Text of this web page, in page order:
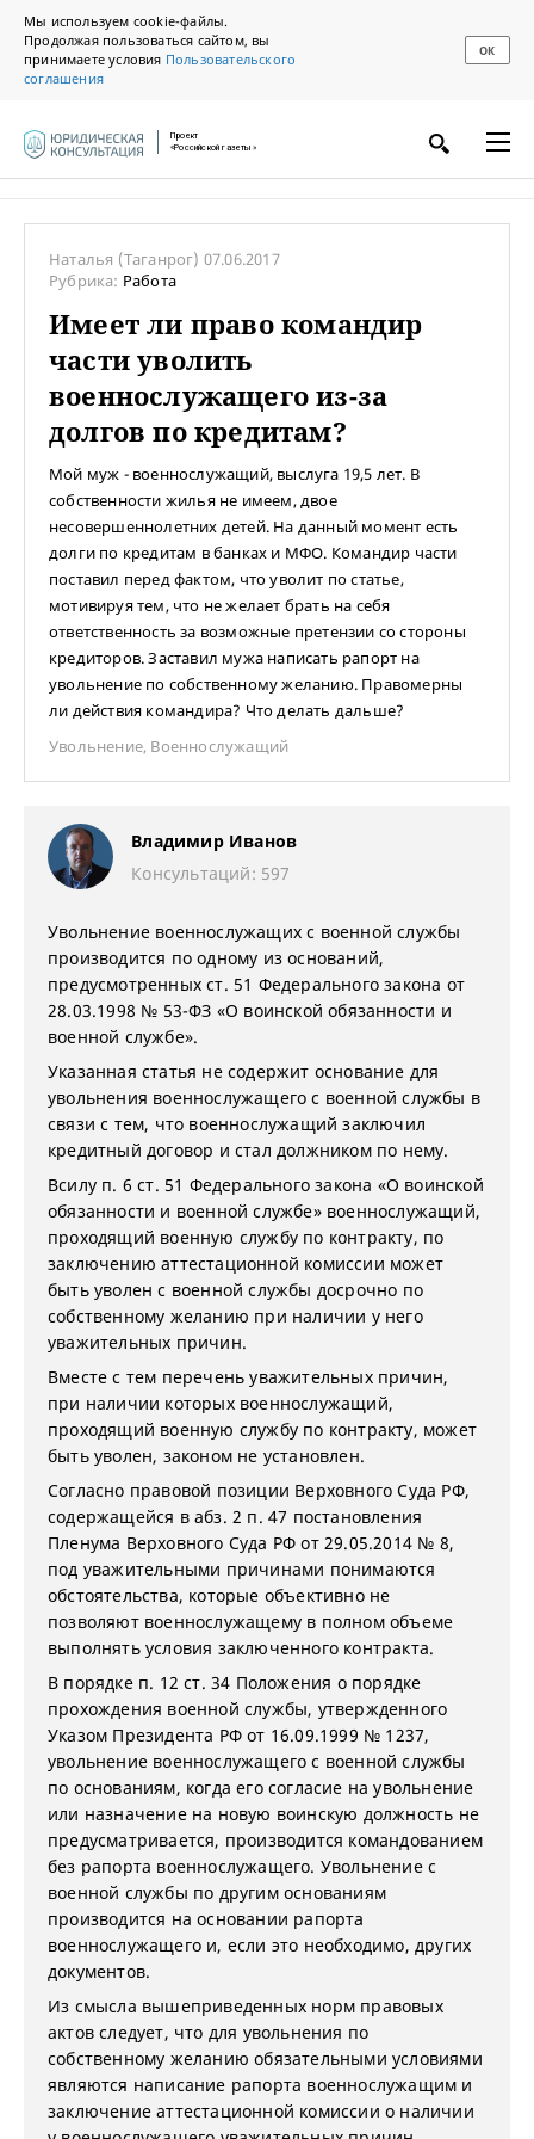
Мы используем cookie-файлы.
Продолжая пользоваться сайтом, вы
принимаете условия Пользовательского
соглашения
ОК
Проект
«Российской газеты»
Наталья (Таганрог) 07.06.2017
Рубрика: Работа
Имеет ли право командир
части уволить
военнослужащего из-за
долгов по кредитам?
Мой муж - военнослужащий, выслуга 19,5 лет. В
собственности жилья не имеем, двое
несовершеннолетних детей. На данный момент есть
долги по кредитам в банках и МФО. Командир части
поставил перед фактом, что уволит по статье,
мотивируя тем, что не желает брать на себя
ответственность за возможные претензии со стороны
кредиторов. Заставил мужа написать рапорт на
увольнение по собственному желанию. Правомерны
ли действия командира? Что делать дальше?
Увольнение, Военнослужащий
Владимир Иванов
Консультаций: 597
Увольнение военнослужащих с военной службы
производится по одному из оснований,
предусмотренных ст. 51 Федерального закона от
28.03.1998 № 53-ФЗ «О воинской обязанности и
военной службе».
Указанная статья не содержит основание для
увольнения военнослужащего с военной службы в
связи с тем, что военнослужащий заключил
кредитный договор и стал должником по нему.
Всилу п. 6 ст. 51 Федерального закона «О воинской
обязанности и военной службе» военнослужащий,
проходящий военную службу по контракту, по
заключению аттестационной комиссии может
быть уволен с военной службы досрочно по
собственному желанию при наличии у него
уважительных причин.
Вместе с тем перечень уважительных причин,
при наличии которых военнослужащий,
проходящий военную службу по контракту, может
быть уволен, законом не установлен.
Согласно правовой позиции Верховного Суда РФ,
содержащейся в абз. 2 п. 47 постановления
Пленума Верховного Суда РФ от 29.05.2014 № 8,
под уважительными причинами понимаются
обстоятельства, которые объективно не
позволяют военнослужащему в полном объеме
выполнять условия заключенного контракта.
В порядке п. 12 ст. 34 Положения о порядке
прохождения военной службы, утвержденного
Указом Президента РФ от 16.09.1999 № 1237,
увольнение военнослужащего с военной службы
по основаниям, когда его согласие на увольнение
или назначение на новую воинскую должность не
предусматривается, производится командованием
без рапорта военнослужащего. Увольнение с
военной службы по другим основаниям
производится на основании рапорта
военнослужащего и, если это необходимо, других
документов.
Из смысла вышеприведенных норм правовых
актов следует, что для увольнения по
собственному желанию обязательными условиями
являются написание рапорта военнослужащим и
заключение аттестационной комиссии о наличии